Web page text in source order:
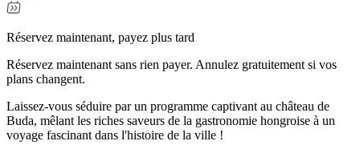
Réservez maintenant, payez plus tard
Réservez maintenant sans rien payer. Annulez gratuitement si vos
plans changent.
Laissez-vous séduire par un programme captivant au château de
Buda, mêlant les riches saveurs de la gastronomie hongroise à un
voyage fascinant dans l'histoire de la ville !